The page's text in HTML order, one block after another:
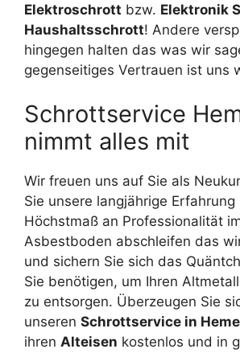
Elektroschrott bzw. Elektronik
Haushaltsschrott! Andere
hingegen halten das was wir
gegenseitiges Vertrauen ist uns
Schrottservice
nimmt alles mit
Wir freuen uns auf Sie als
Sie unsere langjährige Erfahrung
Höchstmaß an Professionalität
Asbestboden abschleifen das
und sichern Sie sich das
Sie benötigen, um Ihren
zu entsorgen. Überzeugen Sie
unseren Schrottservice in
ihren Alteisen kostenlos und in